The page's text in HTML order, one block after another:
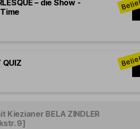
– die Show -
QUIZ
Kiezianer BELA ZINDLER
9]